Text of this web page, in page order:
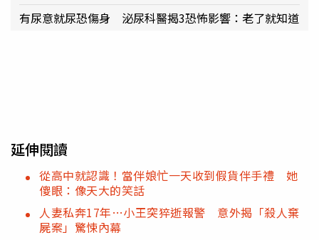
有尿意就尿恐傷身 泌尿科醫揭3恐怖影響：老了就知道
延伸閱讀
從高中就認識！當伴娘忙一天收到假貨伴手禮 她
傻眼：像天大的笑話
人妻私奔17年…小王突猝逝報警 意外揭「殺人棄
屍案」驚悚內幕